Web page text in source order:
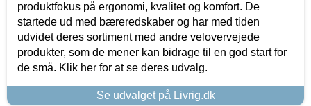
produktfokus på ergonomi, kvalitet og komfort. De
startede ud med bæreredskaber og har med tiden
udvidet deres sortiment med andre velovervejede
produkter, som de mener kan bidrage til en god start for
de små. Klik her for at se deres udvalg.
Se udvalget på Livrig.dk